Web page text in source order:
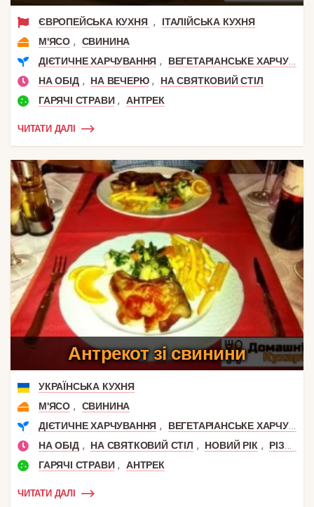
ЄВРОПЕЙСЬКА КУХНЯ ,
ІТАЛІЙСЬКА КУХНЯ
М'ЯСО ,
СВИНИНА
ДІЄТИЧНЕ ХАРЧУВАННЯ ,
ВЕГЕТАРІАНСЬКЕ ХАРЧУВАННЯ
НА ОБІД , НА ВЕЧЕРЮ ,
НА СВЯТКОВИЙ СТІЛ
ГАРЯЧІ СТРАВИ , АНТРЕК
ЧИТАТИ ДАЛІ
Антрекот зі свинини
УКРАЇНСЬКА КУХНЯ
М'ЯСО ,
СВИНИНА
ДІЄТИЧНЕ ХАРЧУВАННЯ ,
ВЕГЕТАРІАНСЬКЕ ХАРЧУВАННЯ
НА ОБІД , НА СВЯТКОВИЙ СТІЛ , НОВИЙ РІК ,
РІЗДВО
ГАРЯЧІ СТРАВИ , АНТРЕК
ЧИТАТИ ДАЛІ